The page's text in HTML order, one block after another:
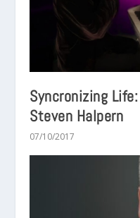
Syncronizing
Steven Halpern
07/10/2017